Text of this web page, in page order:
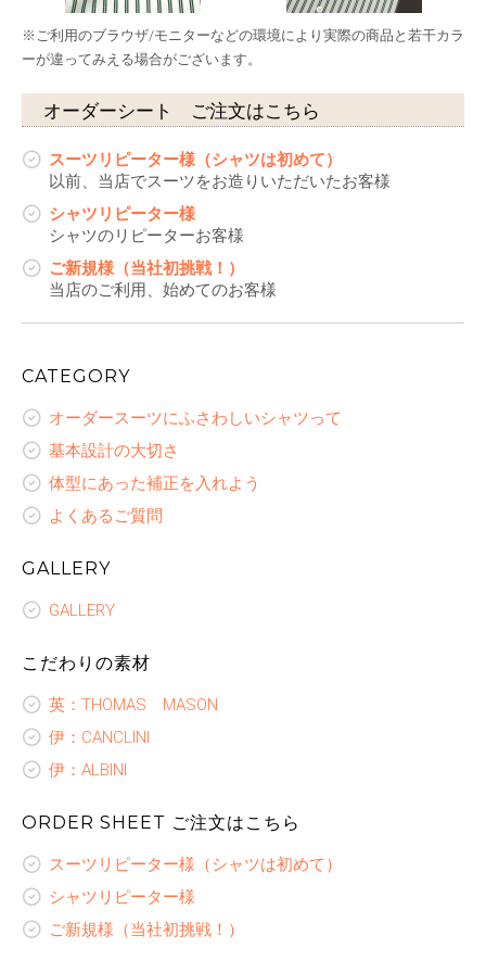
※ご利用のブラウザ/モニターなどの環境により実際の商品と若干カラ
ーが違ってみえる場合がございます。
オーダーシート ご注文はこちら
スーツリピーター様（シャツは初めて）
以前、当店でスーツをお造りいただいたお客様
シャツリピーター様
シャツのリピーターお客様
ご新規様（当社初挑戦！）
当店のご利用、始めてのお客様
CATEGORY
オーダースーツにふさわしいシャツって
基本設計の大切さ
体型にあった補正を入れよう
よくあるご質問
GALLERY
GALLERY
こだわりの素材
英：THOMAS MASON
伊：CANCLINI
伊：ALBINI
ORDER SHEET ご注文はこちら
スーツリピーター様（シャツは初めて）
シャツリピーター様
ご新規様（当社初挑戦！）